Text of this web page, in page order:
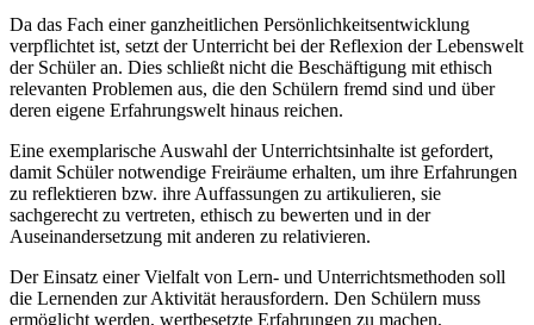
Da das Fach einer ganzheitlichen Persönlichkeitsentwicklung
verpflichtet ist, setzt der Unterricht bei der Reflexion der Lebenswelt
der Schüler an. Dies schließt nicht die Beschäftigung mit ethisch
relevanten Problemen aus, die den Schülern fremd sind und über
deren eigene Erfahrungswelt hinaus reichen.
Eine exemplarische Auswahl der Unterrichtsinhalte ist gefordert,
damit Schüler notwendige Freiräume erhalten, um ihre Erfahrungen
zu reflektieren bzw. ihre Auffassungen zu artikulieren, sie
sachgerecht zu vertreten, ethisch zu bewerten und in der
Auseinandersetzung mit anderen zu relativieren.
Der Einsatz einer Vielfalt von Lern- und Unterrichtsmethoden soll
die Lernenden zur Aktivität herausfordern. Den Schülern muss
ermöglicht werden, wertbesetzte Erfahrungen zu machen,